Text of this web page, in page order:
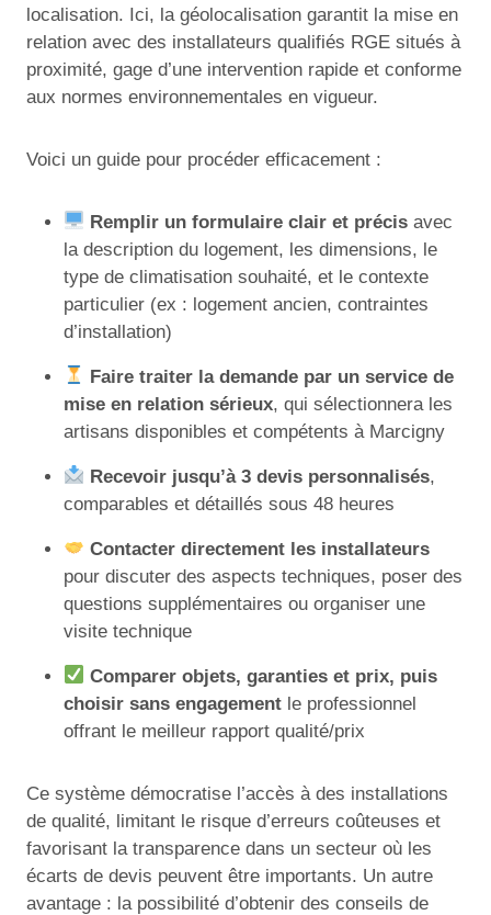
localisation. Ici, la géolocalisation garantit la mise en
relation avec des installateurs qualifiés RGE situés à
proximité, gage d’une intervention rapide et conforme
aux normes environnementales en vigueur.
Voici un guide pour procéder efficacement :
Remplir un formulaire clair et précis avec
la description du logement, les dimensions, le
type de climatisation souhaité, et le contexte
particulier (ex : logement ancien, contraintes
d’installation)
Faire traiter la demande par un service de
mise en relation sérieux, qui sélectionnera les
artisans disponibles et compétents à Marcigny
Recevoir jusqu’à 3 devis personnalisés,
comparables et détaillés sous 48 heures
Contacter directement les installateurs
pour discuter des aspects techniques, poser des
questions supplémentaires ou organiser une
visite technique
Comparer objets, garanties et prix, puis
choisir sans engagement le professionnel
offrant le meilleur rapport qualité/prix
Ce système démocratise l’accès à des installations
de qualité, limitant le risque d’erreurs coûteuses et
favorisant la transparence dans un secteur où les
écarts de devis peuvent être importants. Un autre
avantage : la possibilité d’obtenir des conseils de